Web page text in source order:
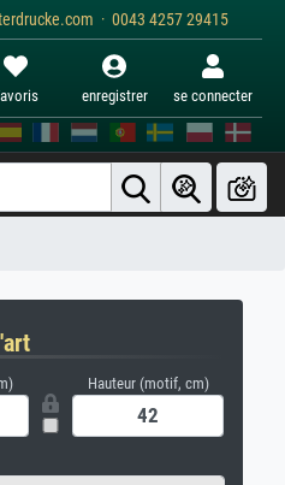
· 0043 4257 29415
enregistrer se connecter
Hauteur (motif, cm)